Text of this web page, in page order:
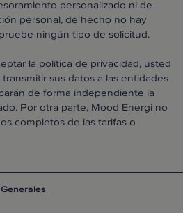
personalizado ni de
personal, de hecho no hay
ningún tipo de solicitud.
la política de privacidad, usted
sus datos a las entidades
de forma independiente la
Por otra parte, Mood Energi no
completos de las tarifas o